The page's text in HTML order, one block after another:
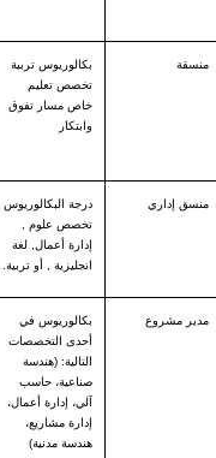
منسقة
بكالوريوس تربية
تخصص تعليم
خاص مسار تفوق
وابتكار
منسق إداري
درجة البكالوريوس
تخصص علوم ,
إدارة أعمال, لغة
انجليزية , أو تربية.
مدير مشروع
بكالوريوس في
أحدى التخصصات
التالية: (هندسة
صناعية، حاسب
آلي، إدارة أعمال،
إدارة مشاريع،
هندسة مدنية)